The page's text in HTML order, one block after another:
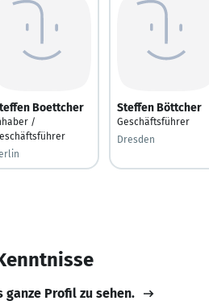
Boettcher
/
Steffen Böttcher
Geschäftsführer
Dresden
ganze Profil zu sehen.